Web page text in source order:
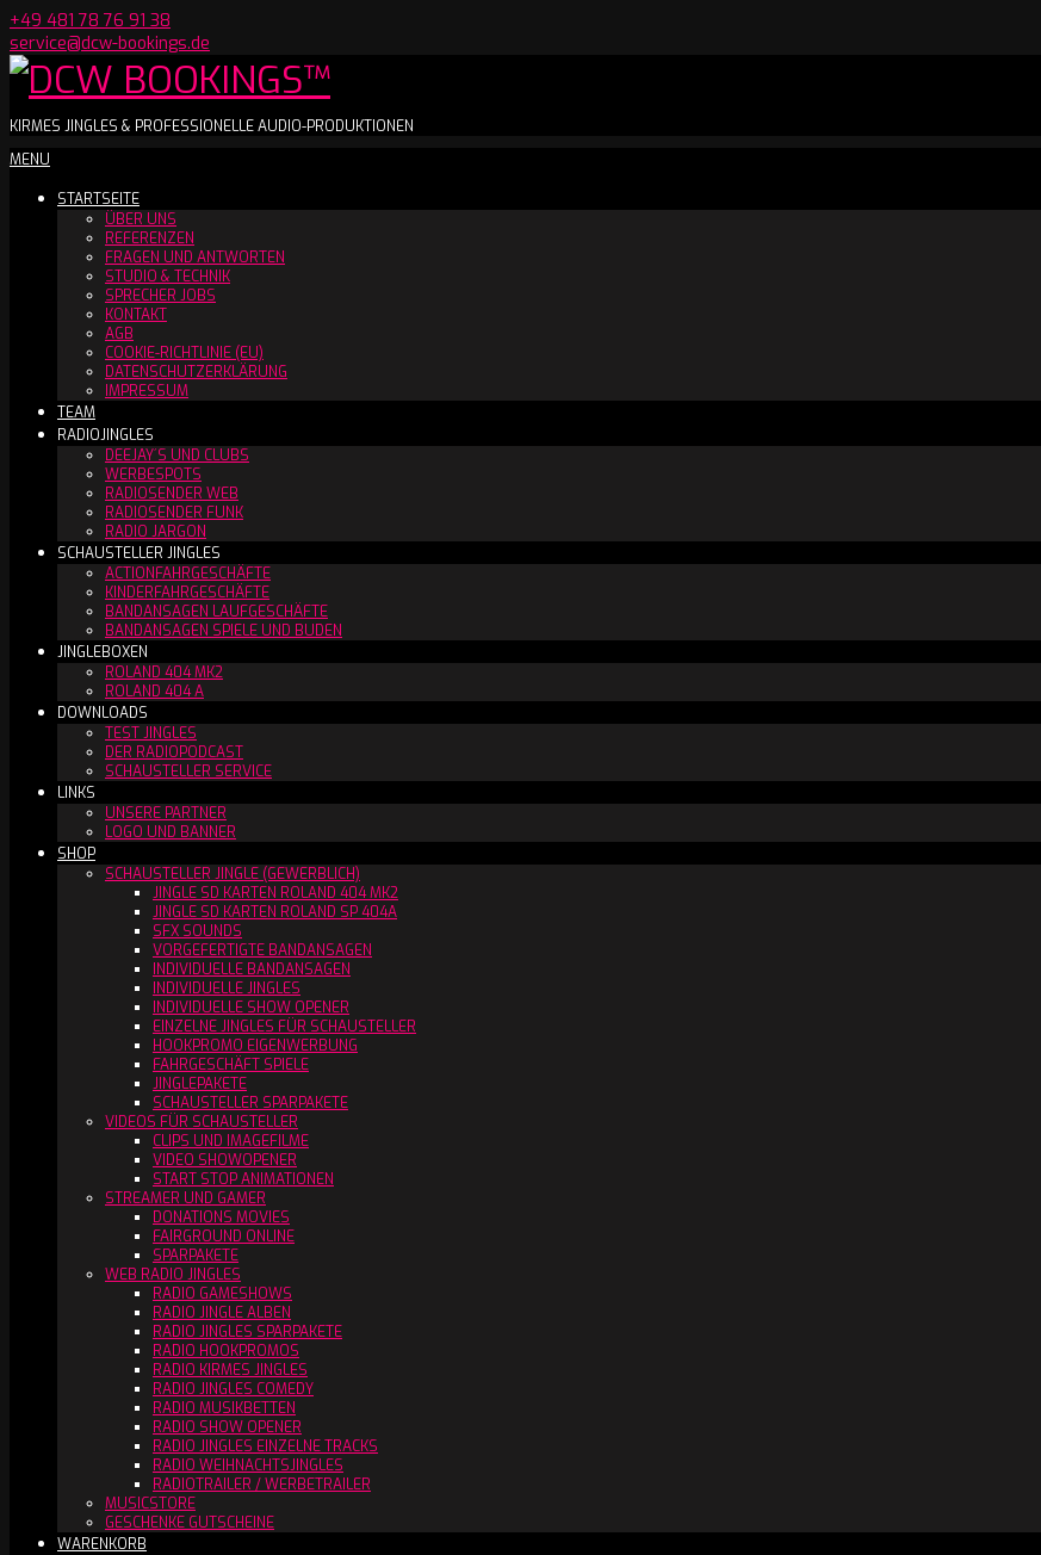
Skip
to
content
+49 481 78 76 91 38
service@dcw-bookings.de
DCW
BOOKINGS™
KIRMES JINGLES & PROFESSIONELLE AUDIO-PRODUKTIONEN
Secondary
Menu
MENU
STARTSEITE
ÜBER UNS
REFERENZEN
FRAGEN UND ANTWORTEN
STUDIO & TECHNIK
SPRECHER JOBS
KONTAKT
AGB
COOKIE-RICHTLINIE (EU)
DATENSCHUTZERKLÄRUNG
IMPRESSUM
TEAM
RADIOJINGLES
DEEJAY´S UND CLUBS
WERBESPOTS
RADIOSENDER WEB
RADIOSENDER FUNK
RADIO JARGON
SCHAUSTELLER JINGLES
ACTIONFAHRGESCHÄFTE
KINDERFAHRGESCHÄFTE
BANDANSAGEN LAUFGESCHÄFTE
BANDANSAGEN SPIELE UND BUDEN
JINGLEBOXEN
ROLAND 404 MK2
ROLAND 404 A
DOWNLOADS
TEST JINGLES
DER RADIOPODCAST
SCHAUSTELLER SERVICE
LINKS
UNSERE PARTNER
LOGO UND BANNER
SHOP
SCHAUSTELLER JINGLE (GEWERBLICH)
JINGLE SD KARTEN ROLAND 404 MK2
JINGLE SD KARTEN ROLAND SP 404A
SFX SOUNDS
VORGEFERTIGTE BANDANSAGEN
INDIVIDUELLE BANDANSAGEN
INDIVIDUELLE JINGLES
INDIVIDUELLE SHOW OPENER
EINZELNE JINGLES FÜR SCHAUSTELLER
HOOKPROMO EIGENWERBUNG
FAHRGESCHÄFT SPIELE
JINGLEPAKETE
SCHAUSTELLER SPARPAKETE
VIDEOS FÜR SCHAUSTELLER
CLIPS UND IMAGEFILME
VIDEO SHOWOPENER
START STOP ANIMATIONEN
STREAMER UND GAMER
DONATIONS MOVIES
FAIRGROUND ONLINE
SPARPAKETE
WEB RADIO JINGLES
RADIO GAMESHOWS
RADIO JINGLE ALBEN
RADIO JINGLES SPARPAKETE
RADIO HOOKPROMOS
RADIO KIRMES JINGLES
RADIO JINGLES COMEDY
RADIO MUSIKBETTEN
RADIO SHOW OPENER
RADIO JINGLES EINZELNE TRACKS
RADIO WEIHNACHTSJINGLES
RADIOTRAILER / WERBETRAILER
MUSICSTORE
GESCHENKE GUTSCHEINE
WARENKORB